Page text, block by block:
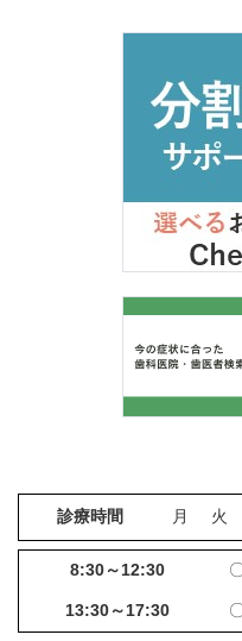
診療時間 月 火
8:30～12:30
13:30～17:30